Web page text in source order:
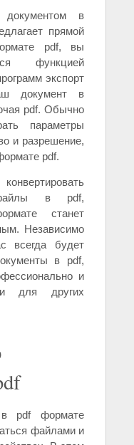
в
прямой
pdf, вы
функцией
экспорт
документ в
pdf. Обычно
параметры
и разрешение,
pdf.
файлы в pdf,
станет
Независимо
всегда будет
в pdf,
и
для других
в pdf формате
файлами и